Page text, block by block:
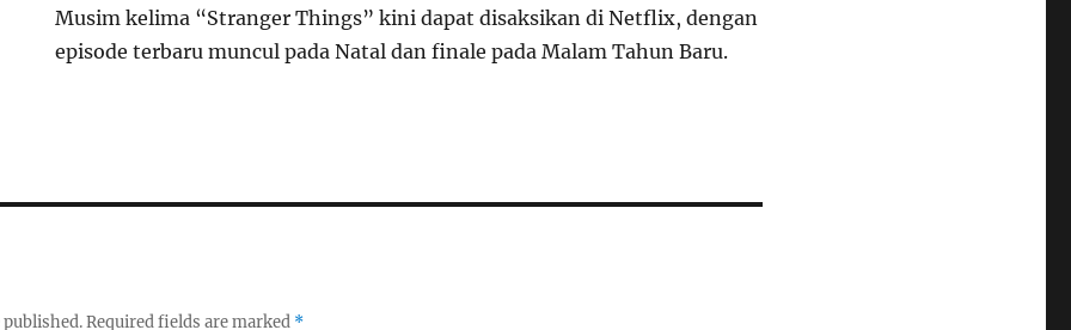
Musim kelima “Stranger Things” kini dapat disaksikan di Netflix, dengan
episode terbaru muncul pada Natal dan finale pada Malam Tahun Baru.
Required fields are marked *